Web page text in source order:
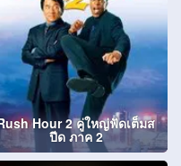
Hour 2 คู่ใหญ่ฟัดเต็มส
ปีด ภาค 2